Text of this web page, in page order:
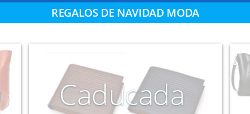
CARTAGENA Y COSTA
REGALOS DE NAVIDAD MODA
Caducada